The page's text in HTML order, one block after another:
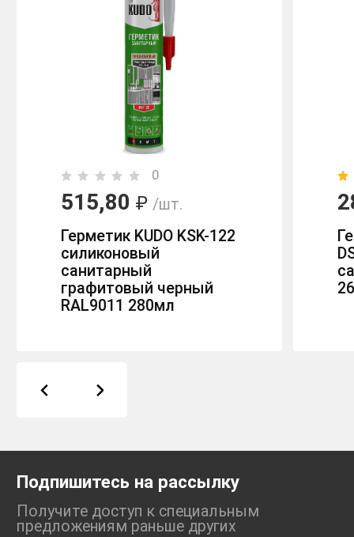
0
515,80 ₽ /шт.
Герметик KUDO KSK-122
силиконовый
санитарный
графитовый черный
RAL9011 280мл
Подпишитесь на рассылку
Получите доступ к специальным
предложениям раньше других